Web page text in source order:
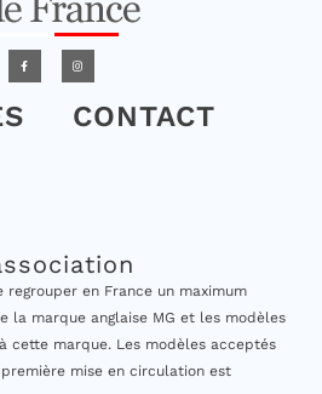
CONTACT
regrouper en France un maximum
la marque anglaise MG et les modèles
cette marque. Les modèles acceptés
mise en circulation est